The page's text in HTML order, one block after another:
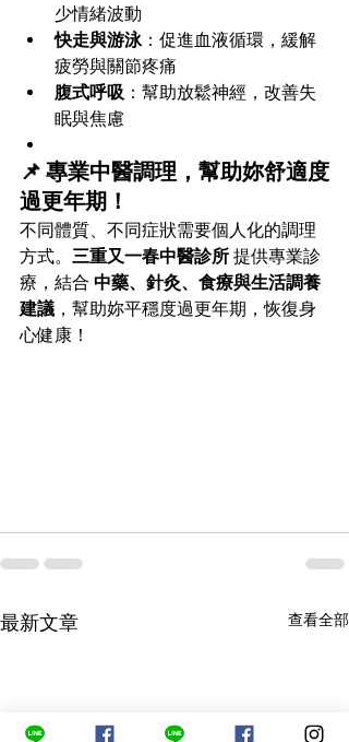
少情緒波動
快走與游泳：促進血液循環，緩解
疲勞與關節疼痛
腹式呼吸 ：幫助放鬆神經，改善失
眠與焦慮
📌 專業中醫調理，幫助妳舒適度
過更年期！
不同體質、不同症狀需要個人化的調理
方式。 三重又一春中醫診所 提供專業診
療，結合 中藥、針灸、食療與生活調養
建議 ，幫助妳平穩度過更年期，恢復身
心健康！
最新文章 查看全部